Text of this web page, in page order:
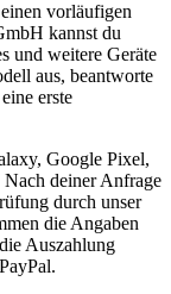
vorläufigen
kannst du
und weitere Geräte
aus, beantworte
erste
Google Pixel,
deiner Anfrage
durch unser
die Angaben
Auszahlung